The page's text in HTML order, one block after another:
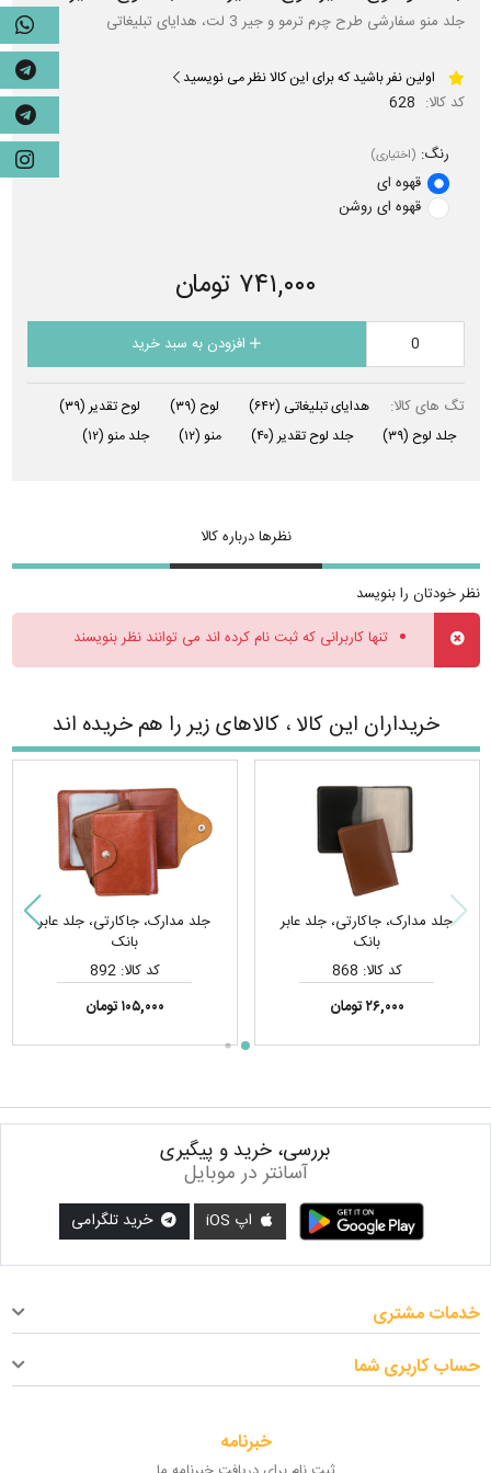
جلد منو سفارشی طرح چرم ترمو و جیر 3 لت، هدایای تبلیغاتی
اولین نفر باشید که برای این کالا نظر می نویسید
کد کالا: 628
رنگ: (اختیاری)
قهوه ای
قهوه ای روشن
۷۴۱,۰۰۰ تومان
افزودن به سبد خرید
تگ های کالا: هدایای تبلیغاتی (۶۴۲) لوح (۳۹) لوح تقدیر (۳۹)
جلد لوح (۳۹) جلد لوح تقدیر (۴۰) منو (۱۲) جلد منو (۱۲)
نظرها درباره کالا
نظر خودتان را بنویسد
تنها کاربرانی که ثبت نام کرده اند می توانند نظر بنویسند
خریداران این کالا ، کالاهای زیر را هم خریده اند
جلد مدارک، جاکارتی، جلد عابر
بانک
کد کالا: 868
۲۶,۰۰۰ تومان
جلد مدارک، جاکارتی، جلد عابر
بانک
کد کالا: 892
۱۰۵,۰۰۰ تومان
بررسی، خرید و پیگیری
آسانتر در موبایل
اپ iOS خرید تلگرامی
خبرنامه
خدمات مشتری
حساب کاربری شما